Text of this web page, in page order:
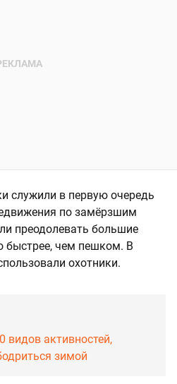
служили в первую очередь
по замёрзшим
преодолевать большие
быстрее, чем пешком. В
охотники.
видов активностей,
зимой